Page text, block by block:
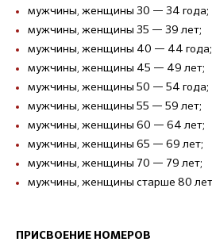
мужчины, женщины 30 — 34 года;
мужчины, женщины 35 — 39 лет;
мужчины, женщины 40 — 44 года;
мужчины, женщины 45 — 49 лет;
мужчины, женщины 50 — 54 года;
мужчины, женщины 55 — 59 лет;
мужчины, женщины 60 — 64 лет;
мужчины, женщины 65 — 69 лет;
мужчины, женщины 70 — 79 лет;
мужчины, женщины старше 80
ПРИСВОЕНИЕ НОМЕРОВ